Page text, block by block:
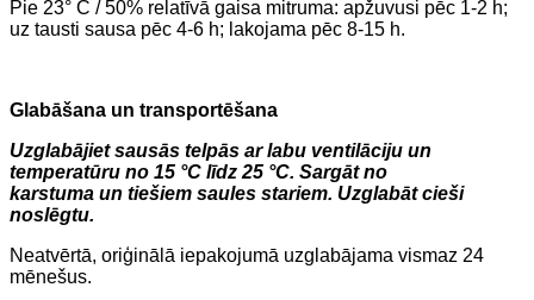
Pie 23° C / 50% relatīvā gaisa mitruma: apžuvusi pēc 1-2 h;
uz tausti sausa pēc 4-6 h; lakojama pēc 8-15 h.
Glabāšana un transportēšana
Uzglabājiet sausās telpās ar labu ventilāciju un
temperatūru no 15 °C līdz 25 °C. Sargāt no
karstuma un tiešiem saules stariem. Uzglabāt cieši
noslēgtu.
Neatvērtā, oriģinālā iepakojumā uzglabājama vismaz 24
mēnešus.